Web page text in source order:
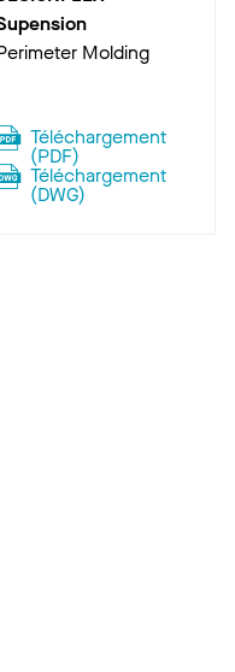
Molding
Téléchargement
(PDF)
Téléchargement
(DWG)